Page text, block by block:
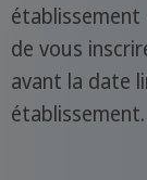
établissement
de vous
avant la date
établissement.